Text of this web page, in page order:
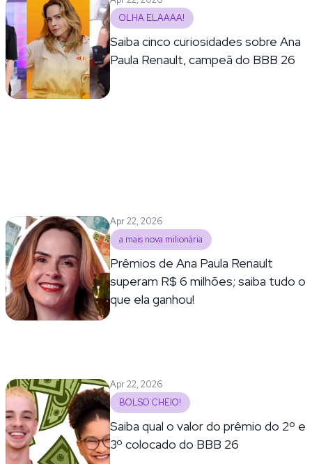
OLHA ELAAAA!
Saiba cinco curiosidades sobre Ana
Paula Renault, campeã do BBB 26
Apr 22, 2026
a mais nova milionária
Prêmios de Ana Paula Renault
superam R$ 6 milhões; saiba tudo o
que ela ganhou!
Apr 22, 2026
BOLSO CHEIO!
Saiba qual o valor do prêmio do 2º e
3º colocado do BBB 26